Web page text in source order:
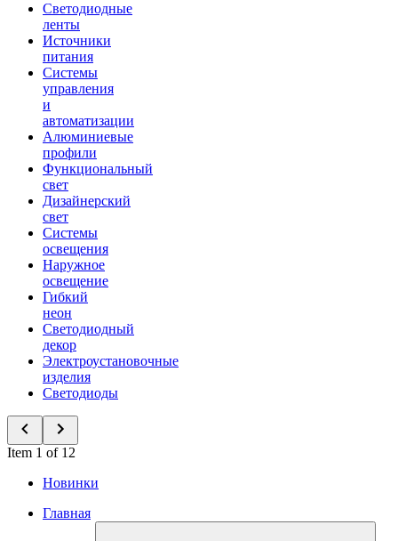
Светодиодные
ленты
Источники
питания
Системы
управления
и
автоматизации
Алюминиевые
профили
Функциональный
свет
Дизайнерский
свет
Системы
освещения
Наружное
освещение
Гибкий
неон
Светодиодный
декор
Электроустановочные
изделия
Светодиоды
Item 1 of 12
Новинки
Главная